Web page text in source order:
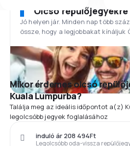
Olcsó
Jó helyen jár. Minden nap több
össze, hogy a legjobbakat kínáljuk
Mikor érdemes olcsó
Kuala Lumpurba?
Találja meg az ideális időpontot a(z)
legolcsóbb jegyek foglalásához
Legolcsóbb oda-vissza
induló ár 208 494Ft